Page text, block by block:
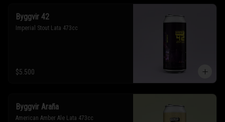
Byggvir 42
Imperial Stout Lata 473cc
$5.500
Byggvir Araña
American Amber Ale Lata 473cc